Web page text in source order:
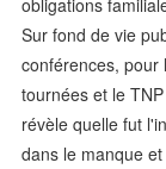
Sur fond de vie
conférences, pour
tournées et le
révèle quelle fut
dans le manque